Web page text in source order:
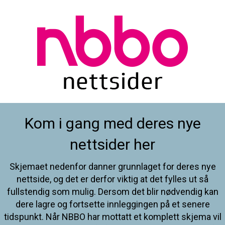
Kom i gang med deres nye
nettsider her
Skjemaet nedenfor danner grunnlaget for deres nye
nettside, og det er derfor viktig at det fylles ut så
fullstendig som mulig. Dersom det blir nødvendig kan
dere lagre og fortsette innleggingen på et senere
tidspunkt. Når NBBO har mottatt et komplett skjema vil